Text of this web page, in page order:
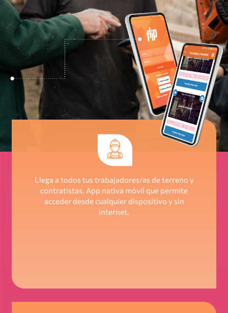
Llega a todos tus trabajadores/as de terreno y
contratistas. App nativa móvil que permite
acceder desde cualquier dispositivo y sin
internet.